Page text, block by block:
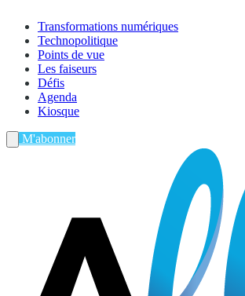
Transformations numériques
Technopolitique
Points de vue
Les faiseurs
Défis
Agenda
Kiosque
M'abonner